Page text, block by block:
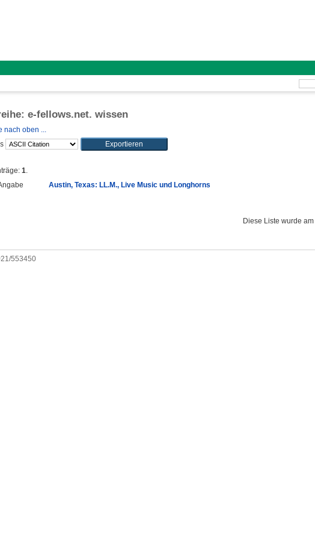
e-fellows.net. wissen
nach oben ...
1.
Austin, Texas: LL.M., Live Music und Longhorns
Diese Liste wurde am
553450